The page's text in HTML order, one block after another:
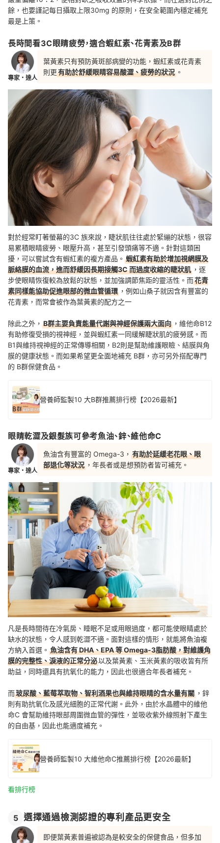
餘，也要謹記每日攝取上限30mg 的原則，在安全範圍內穩定補充
最是上策。
長時間看3C眼睛疲勞，適合蝦紅素、花青素及B群
專家・達人
葉黃素只有預防黃斑部病變的功能，蝦紅素或花青素
則更有助於舒緩眼睛容易酸澀、疲勞的狀況 。
對於經常盯著螢幕的3C 族來說，睫狀肌往往處於緊繃的狀態，很容
易累積眼睛疲勞、眼壓升高，甚至引發頭痛等不適。針對這類困
擾，可以嘗試含有蝦紅素的複方產品。 蝦紅素有助於增加視網膜及
脈絡膜的血流，進而舒緩因長期接觸3C 而過度收縮的睫狀肌 ，逐
步使眼睛恢復較為放鬆的狀態，並加強調節焦距的靈活性。而花青
素同樣能協助促進眼部的微血管循環 ，例如山桑子就因含有豐富的
花青素，而常會被作為葉黃素的配方之一
除此之外， B群主要負責能量代謝與神經保護兩大面向 ，維他命B12
有助修復受損的視神經，並與蝦紅素一同緩解睫狀肌的疲勞感。而
B1與維持視神經的正常傳導相關，B2則是幫助維護眼瞼、結膜與角
膜的健康狀態。而如果希望更全面地補充 B群，亦可另外搭配專門
的 B群保健食品。
營養師監製10 大B群推薦排行榜【2026最新】
眼睛乾澀及銀髮族可參考魚油、鋅、維他命C
專家・達人
魚油含有豐富的 Omega-3， 有助於延緩老花眼、眼
部退化等狀況 ，年長者或是想預防者皆可補充。
凡是長時間待在冷氣房、睡眠不足或用眼過度，都可能使眼睛處於
缺水的狀態，令人感到乾澀不適。面對這樣的情形，就能將魚油複
方納入首選。 魚油含有 DHA、EPA 等 Omega-3脂肪酸，對維護角
膜的完整性、淚液的正常分泌以及葉黃素、玉米黃素的吸收皆有所
助益，同時還具有抗氧化的能力，因此也很適合年長者補充。
而玻尿酸、藍莓萃取物、智利酒果也與維持眼睛的含水量有關 ，鋅
則有助抗氧化及感光細胞的正常代謝。此外，由於水晶體中的維他
命C 會幫助維持眼部周圍微血管的彈性，並吸收紫外線照射下產生
的自由基，因此也能適度補充。
營養師監製10 大維他命C推薦排行榜【2026最新】
看排行榜
5 選擇通過檢測認證的專利產品更安全
即便葉黃素普遍被認為是較安全的保健食品，但多加